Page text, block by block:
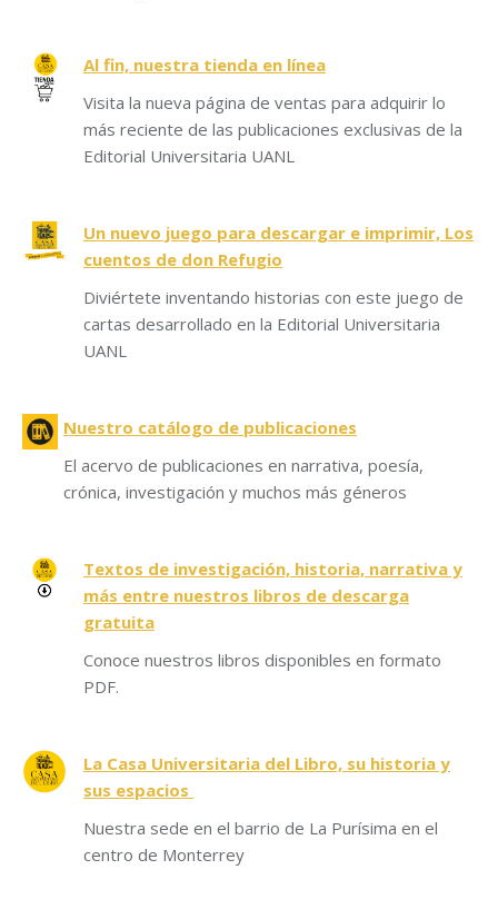
Al fin, nuestra tienda en línea
Visita la nueva página de ventas para adquirir lo
más reciente de las publicaciones exclusivas de la
Editorial Universitaria UANL
Un nuevo juego para descargar e imprimir, Los
cuentos de don Refugio
Diviértete inventando historias con este juego de
cartas desarrollado en la Editorial Universitaria
UANL
Nuestro catálogo de publicaciones
El acervo de publicaciones en narrativa, poesía,
crónica, investigación y muchos más géneros
Textos de investigación, historia, narrativa y
más entre nuestros libros de descarga
gratuita
Conoce nuestros libros disponibles en formato
PDF.
La Casa Universitaria del Libro, su historia y
sus espacios
Nuestra sede en el barrio de La Purísima en el
centro de Monterrey